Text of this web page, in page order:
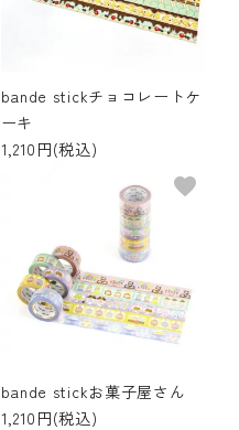
bande stickチョコレートケ
ーキ
1,210円(税込)
bande stickお菓子屋さん
1,210円(税込)
favorite